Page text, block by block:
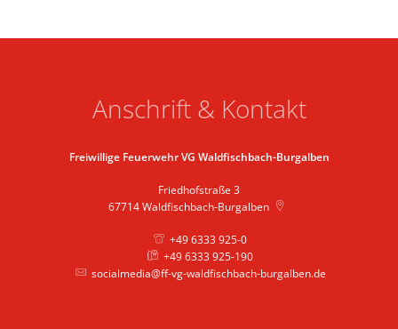
Anschrift & Kontakt
Freiwillige Feuerwehr VG Waldfischbach-Burgalben
Friedhofstraße 3
67714 Waldfischbach-Burgalben
+49 6333 925-0
+49 6333 925-190
socialmedia@ff-vg-waldfischbach-burgalben.de